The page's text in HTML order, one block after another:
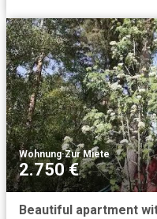
Wohnung·Zur Miete
2.750 €